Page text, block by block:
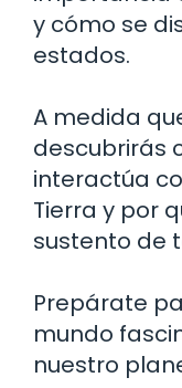
y cómo se
estados.
A medida
descubrirás
interactúa
Tierra y por
sustento de
Prepárate
mundo
nuestro